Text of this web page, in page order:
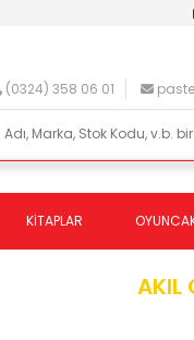
(0324) 358 06 01
KİTAPLAR
AKIL